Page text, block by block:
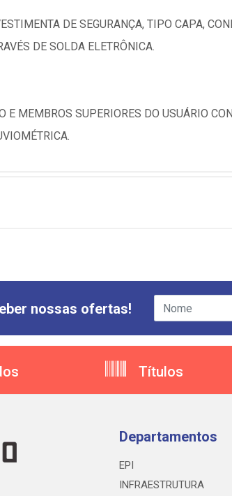
DE SEGURANÇA, TIPO CAPA,
DE SOLDA ELETRÔNICA.
E MEMBROS SUPERIORES DO USUÁRIO
nossas ofertas!
Títulos
Departamentos
EPI
INFRAESTRUTURA